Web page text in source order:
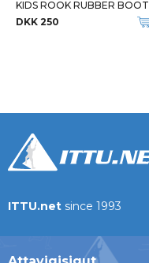
KIDS ROOK RUBBER BOOT
DKK 250
ITTU.net since 1993